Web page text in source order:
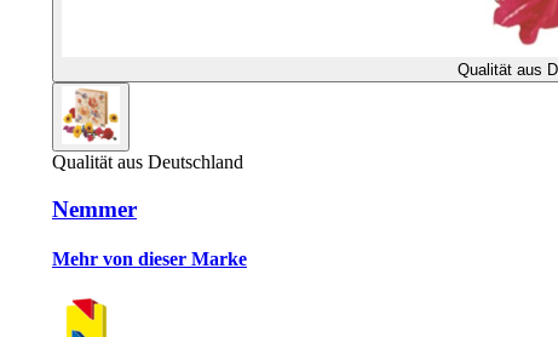
Qualität aus
Qualität aus Deutschland
Nemmer
Mehr von dieser Marke